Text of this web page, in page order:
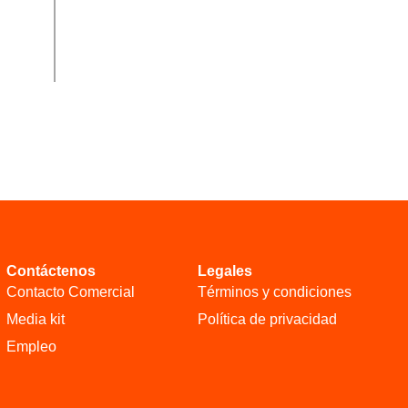
Contáctenos
Contacto Comercial
Media kit
Empleo
Legales
Términos y condiciones
Política de privacidad